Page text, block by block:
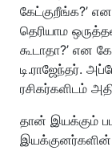
கேட்குறீங்க?’
தெரியாம
கூடாதா?’ என
டி.ராஜேந்தர்.
ரசிகர்களிடம்
தான் இயக்கும்